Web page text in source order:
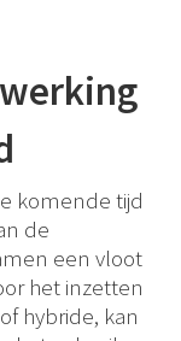
komende tijd
de
een vloot
het inzetten
hybride, kan